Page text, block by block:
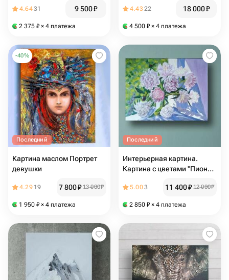
4.6431 9 500₽
2 375 ₽ × 4 платежа
4.4322 18 000₽
4 500 ₽ × 4 платежа
-40%
Последний
Картина маслом Портрет
девушки
4.29 19 7 800₽ 13 000₽
1 950 ₽ × 4 платежа
Последний
Интерьерная картина.
Картина с цветами "Пионы
5.003 11 400₽ 12 000₽
2 850 ₽ × 4 платежа